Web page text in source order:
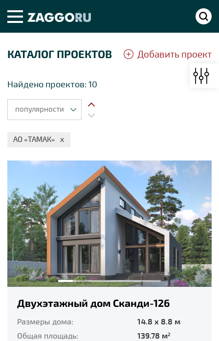
КАТАЛОГ ПРОЕКТОВ Добавить проект
Найдено проектов: 10
АО «ТАМАК» х
Двухэтажный дом Сканди-126
Размеры дома:
14.8 x 8.8 м
Общая площадь:
139.78 м2